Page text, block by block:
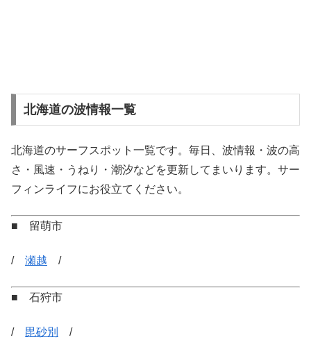
北海道の波情報一覧
北海道のサーフスポット一覧です。毎日、波情報・波の高
さ・風速・うねり・潮汐などを更新してまいります。サー
フィンライフにお役立てください。
■ 留萌市
/ 瀬越 /
■ 石狩市
/ 毘砂別 /